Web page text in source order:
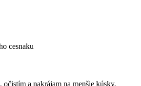
cesnaku
očistím a nakrájam na menšie kúsky.